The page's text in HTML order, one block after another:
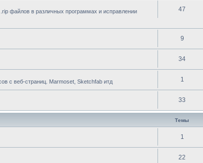
файлов в различных программах и исправлении
47
9
34
с веб-страниц. Marmoset, Sketchfab итд 1
33
Темы
1
22